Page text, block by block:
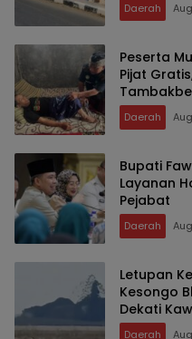
Daerah
Peserta
Pijat
Daerah
Bupati
Layanan
Pejabat
Daerah
Letupan
Kesongo
Dekati
Daerah